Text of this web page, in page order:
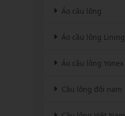
Túi Cầu Lông Victor
Túi Cầu Lông Apavi
MÁY ĐAN
Áo cầu lông
Áo cầu lông Lining
Áo cầu lông Yonex
Cầu lông đôi nam